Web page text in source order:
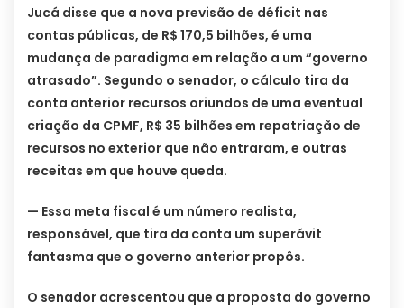
Jucá disse que a nova previsão de déficit nas
contas públicas, de R$ 170,5 bilhões, é uma
mudança de paradigma em relação a um “governo
atrasado”. Segundo o senador, o cálculo tira da
conta anterior recursos oriundos de uma eventual
criação da CPMF, R$ 35 bilhões em repatriação de
recursos no exterior que não entraram, e outras
receitas em que houve queda.
— Essa meta fiscal é um número realista,
responsável, que tira da conta um superávit
fantasma que o governo anterior propôs.
O senador acrescentou que a proposta do governo